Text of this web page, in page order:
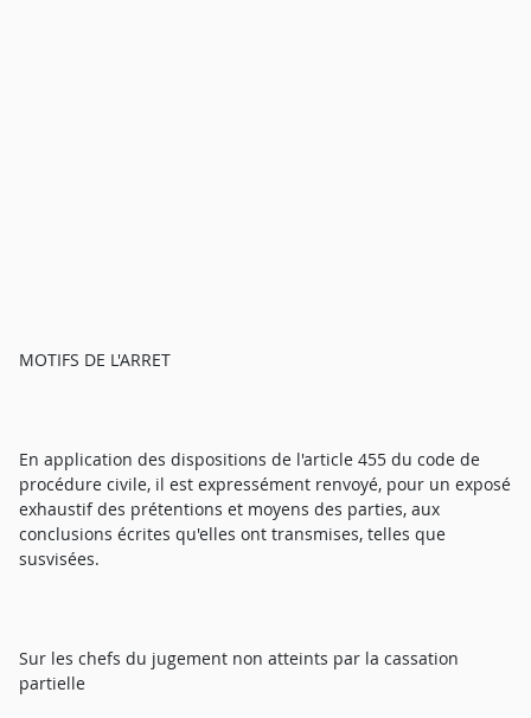
MOTIFS DE L'ARRET
En application des dispositions de l'article 455 du code de
procédure civile, il est expressément renvoyé, pour un exposé
exhaustif des prétentions et moyens des parties, aux
conclusions écrites qu'elles ont transmises, telles que
susvisées.
Sur les chefs du jugement non atteints par la cassation
partielle